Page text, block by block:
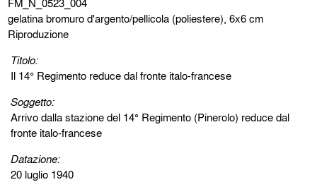
gelatina bromuro d'argento/pellicola (poliestere), 6x6 cm
Riproduzione
Titolo:
Il 14° Regimento reduce dal fronte italo-francese
Soggetto:
Arrivo dalla stazione del 14° Regimento (Pinerolo) reduce dal
fronte italo-francese
Datazione:
20 luglio 1940